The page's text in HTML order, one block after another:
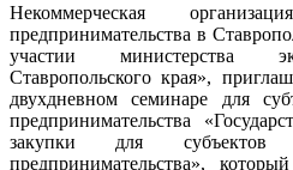
Некоммерческая
предпринимательства в
участии министерства
Ставропольского края»,
двухдневном семинаре для
предпринимательства
закупки для
предпринимательства»,